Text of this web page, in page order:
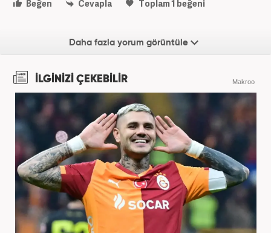
Beğen Cevapla Toplam1 beğeni
Daha fazla yorum görüntüle
İLGİNİZİ ÇEKEBİLİR Makroo